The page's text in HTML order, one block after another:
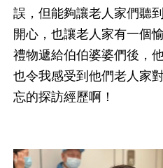
誤，但能夠讓老人家們聽
開心，也讓老人家有一個
禮物遞給伯伯婆婆們後，
也令我感受到他們老人家
忘的探訪經歷啊！